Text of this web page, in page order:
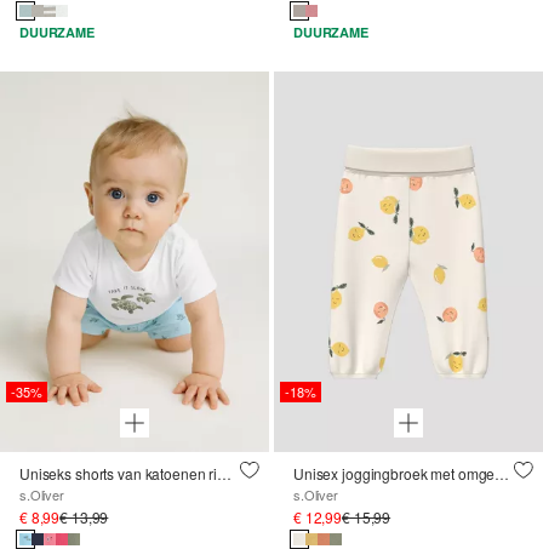
DUURZAME DUURZAME
-35%
Uniseks shorts van katoenen ribstof
s.Oliver
€ 8,99€ 13,99
-18%
Unisex joggingbroek met omgeslagen tailleband
s.Oliver
€ 12,99€ 15,99